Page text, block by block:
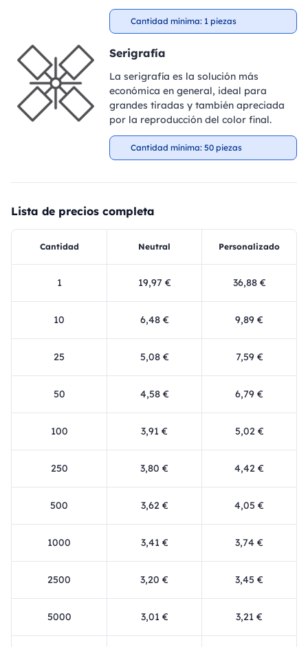
Cantidad mínima: 1 piezas
Serigrafía
La serigrafía es la solución más
económica en general, ideal para
grandes tiradas y también apreciada
por la reproducción del color final.
Cantidad mínima: 50 piezas
Lista de precios completa
Cantidad Neutral Personalizado
1 19,97 € 36,88 €
10 6,48 € 9,89 €
25 5,08 € 7,59 €
50 4,58 € 6,79 €
100 3,91 € 5,02 €
250 3,80 € 4,42 €
500 3,62 € 4,05 €
1000 3,41 € 3,74 €
2500 3,20 € 3,45 €
5000 3,01 € 3,21 €